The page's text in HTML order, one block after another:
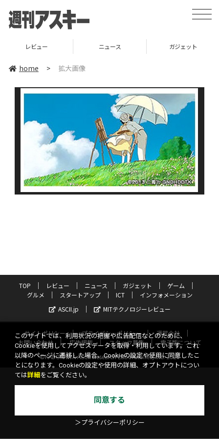
toggle
レビュー ニュース ガジェット
home > 拡大画像
TOP レビュー ニュース ガジェット
ゲーム
グルメ
スタートアップ ICT
インフォメーション
ASCII.jp
MITテクノロジーレビュー
サイトポリシー プライバシーポリシー
運営会社
お問い合わせ
広告掲載 スタッフ募集
電子版について
©KADOKAWA ASCII Research Laboratories, Inc. 2026
このサイトでは、利用状況の把握や広告配信などのために、
Cookieを使用してアクセスデータを取得・利用しています。これ
以降のページに遷移した場合、Cookieの設定や使用に同意したこ
とになります。Cookieの設定や使用の詳細、オプトアウトについ
ては詳細 をご覧ください。
同意する
＞プライバシーポリシー